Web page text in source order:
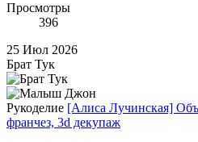
Просмотры
396
25 Июл 2026
Брат Тук
Рукоделие [Алиса Лучинская]
франчез, 3d декупаж